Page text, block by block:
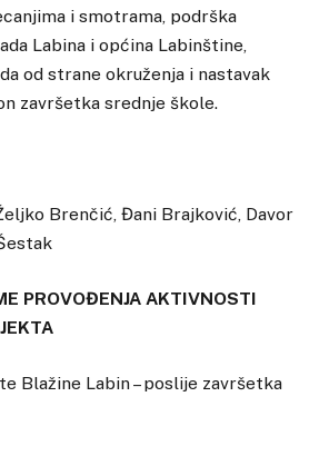
i smotrama, podrška
Labina i općina Labinštine,
od strane okruženja i nastavak
završetka srednje škole.
Brenčić, Đani Brajković, Davor
PROVOĐENJA AKTIVNOSTI
Blažine Labin – poslije završetka